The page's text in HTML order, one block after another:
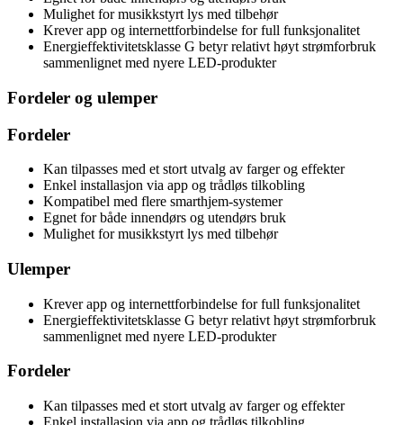
Mulighet for musikkstyrt lys med tilbehør
Krever app og internettforbindelse for full funksjonalitet
Energieffektivitetsklasse G betyr relativt høyt strømforbruk
sammenlignet med nyere LED-produkter
Fordeler og ulemper
Fordeler
Kan tilpasses med et stort utvalg av farger og effekter
Enkel installasjon via app og trådløs tilkobling
Kompatibel med flere smarthjem-systemer
Egnet for både innendørs og utendørs bruk
Mulighet for musikkstyrt lys med tilbehør
Ulemper
Krever app og internettforbindelse for full funksjonalitet
Energieffektivitetsklasse G betyr relativt høyt strømforbruk
sammenlignet med nyere LED-produkter
Fordeler
Kan tilpasses med et stort utvalg av farger og effekter
Enkel installasjon via app og trådløs tilkobling